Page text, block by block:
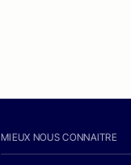
MIEUX NOUS CONNAITRE